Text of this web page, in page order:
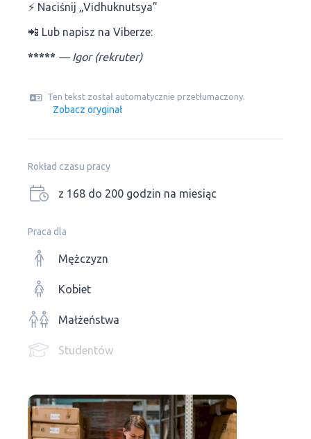
⚡ Naciśnij „Vіdhuknutsya”
📲 Lub napisz na Viberze:
***** — Igor (rekruter)
Ten tekst został automatycznie przetłumaczony.
Zobacz oryginał
Rokład czasu pracy
z 168 do 200 godzin na miesiąc
Praca dla
Mężczyzn
Kobiet
Małżeństwa
Studentów